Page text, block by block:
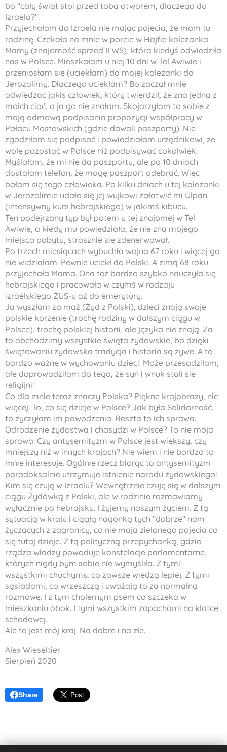
bo "cały świat stoi przed tobą otworem, dlaczego do
Izraela?".
Przyjechałam do Izraela nie mając pojęcia, że mam tu
rodzinę. Czekała na mnie w porcie w Hajfie koleżanka
Mamy (znajomość sprzed II WS), która kiedyś odwiedziła
nas w Polsce. Mieszkałam u niej 10 dni w Tel Awiwie i
przeniosłam się (uciekłam) do mojej koleżanki do
Jerozolimy. Dlaczego uciekłam? Bo zaczął mnie
odwiedzać jakiś człowiek, który twierdził, że zna jedną z
moich cioć, a ja go nie znałam. Skojarzyłam to sobie z
moją odmową podpisania propozycji współpracy w
Pałacu Mostowskich (gdzie dawali paszporty). Nie
zgodziłam się podpisać i powiedziałam urzędnikowi, że
wolę pozostać w Polsce niż podpisywać cokolwiek.
Myślałam, że mi nie da paszportu, ale po 10 dniach
dostałam telefon, że mogę paszport odebrać. Więc
bałam się tego człowieka. Po kilku dniach u tej koleżanki
w Jerozolimie udało się jej wujkowi załatwić mi Ulpan
(intensywny kurs hebrajskiego) w jakimś kibucu.
Ten podejrzany typ był potem u tej znajomej w Tel
Awiwie, a kiedy mu powiedziała, że nie zna mojego
miejsca pobytu, strasznie się zdenerwował.
Po trzech miesiącach wybuchła wojna 67 roku i więcej go
nie widziałam. Pewnie uciekł do Polski. A zimą 68 roku
przyjechała Mama. Ona też bardzo szybko nauczyła się
hebrajskiego i pracowała w czymś w rodzaju
izraelskiego ZUS-u aż do emerytury.
Ja wyszłam za mąż (Żyd z Polski), dzieci znają swoje
polskie korzenie (trochę rodziny w dalszym ciągu w
Polsce), trochę polskiej historii, ale języka nie znają. Za
to obchodzimy wszystkie święta żydowskie, bo dzięki
świętowaniu żydowska tradycja i historia są żywe. A to
bardzo ważne w wychowaniu dzieci. Może przesadziłam,
ale doprowadziłam do tego, że syn i wnuk stali się
religijni!
Co dla mnie teraz znaczy Polska? Piękne krajobrazy, nic
więcej. To, co się dzieje w Polsce? Jak była Solidarność,
to życzyłam im powodzenia. Reszta to ich sprawa.
Odrodzenie żydostwa i chasydzi w Polsce? To nie moja
sprawa. Czy antysemityzm w Polsce jest większy, czy
mniejszy niż w innych krajach? Nie wiem i nie bardzo to
mnie interesuje. Ogólnie rzecz biorąc to antysemityzm
paradoksalnie utrzymuje istnienie narodu żydowskiego!
Kim się czuję w Izraelu? Wewnętrznie czuję się w dalszym
ciągu Żydówką z Polski, ale w rodzinie rozmawiamy
wyłącznie po hebrajsku. I żyjemy naszym życiem. Z tą
sytuacją w kraju i ciągłą nagonką tych "dobrze" nam
życzących z zagranicy, co nie mają zielonego pojęcia co
się tutaj dzieje. Z tą polityczną przepychanką, gdzie
rządza władzy powoduje konstelacje parlamentarne,
których nigdy bym sobie nie wymyśliła. Z tymi
wszystkimi chuchyms, co zawsze wiedzą lepiej. Z tymi
sąsiadami, co wrzeszczą i uważają to za normalną
rozmowę. I z tym cholernym psem co szczeka w
mieszkaniu obok. I tymi wszystkim zapachami na klatce
schodowej.
Ale to jest mój kraj. Na dobre i na złe.
Alex Wieseltier
Sierpień 2020
Share